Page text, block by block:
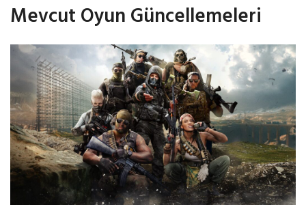
Mevcut Oyun Güncellemeleri